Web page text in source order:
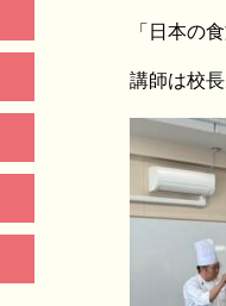
「日本の
講師は校長